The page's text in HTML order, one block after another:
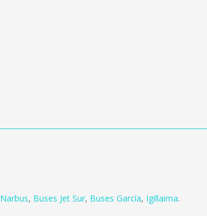
Narbus, Buses Jet Sur, Buses García, Igillaima.